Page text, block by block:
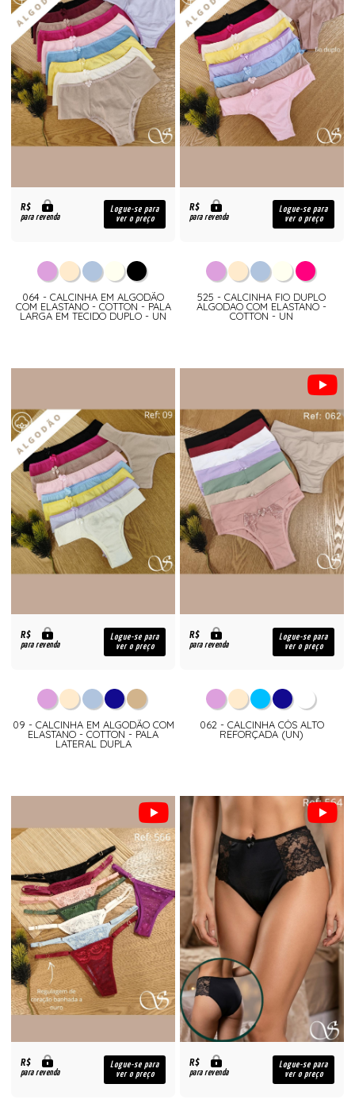
R$
para revenda
Logue-se para
ver o preço
064 - CALCINHA EM ALGODÃO
COM ELASTANO - COTTON - PALA
LARGA EM TECIDO DUPLO - UN
R$
para revenda
Logue-se para
ver o preço
525 - CALCINHA FIO DUPLO
ALGODAO COM ELASTANO -
COTTON - UN
R$
para revenda
Logue-se para
ver o preço
09 - CALCINHA EM ALGODÃO COM
ELASTANO - COTTON - PALA
LATERAL DUPLA
R$
para revenda
Logue-se para
ver o preço
062 - CALCINHA CÓS ALTO
REFORÇADA (UN)
R$
para revenda
Logue-se para
ver o preço
R$
para revenda
Logue-se para
ver o preço